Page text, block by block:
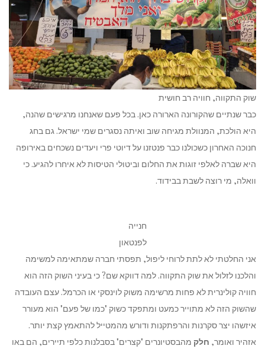
שוק התקווה, חוויה רב חושית
כבר שנתיים שהקורונה הארורה כאן. בכל פעם שאנחנו מרגישים שהנה,
היא הולכת, המנוולת מגיחה שוב ואיתה נסגרים שמי ישראל. גם בחג
חנוכה האחרון כשכולנו כבר פנטזנו על דיוטי פרי ויעדים נשכחים באירופה
היא שברה לאלפי זוגות את החלום וביטולי הטיסות לא איחרו להגיע. כי
וואלה, מי רוצה לשבת בבידוד.
חנייה
לפנטאון
אני החלטתי לא לתת לרוחי ליפול, תפסתי חברה שמתאימה למשימה
והלכנו לזלול את שוק התקווה. למה דווקא שם? כי בעיני השוק הזה הוא
חוויה קולינרית לא פחות מרשימה משוק לוינסקי או הכרמל. עצם העובדה
שהשוק הזה לא מתוייר כמעט ומתפקד כשוק "כמו של פעם" הוא מעורר
איזשהו יצר סקרנות והרפתקנות ודורש מהמטייל להתאמץ קצת יותר.
אזהיר ואומר, חלק מהבסטיונרים "קצרים" בסבלנות כלפי תיירים, הם באו